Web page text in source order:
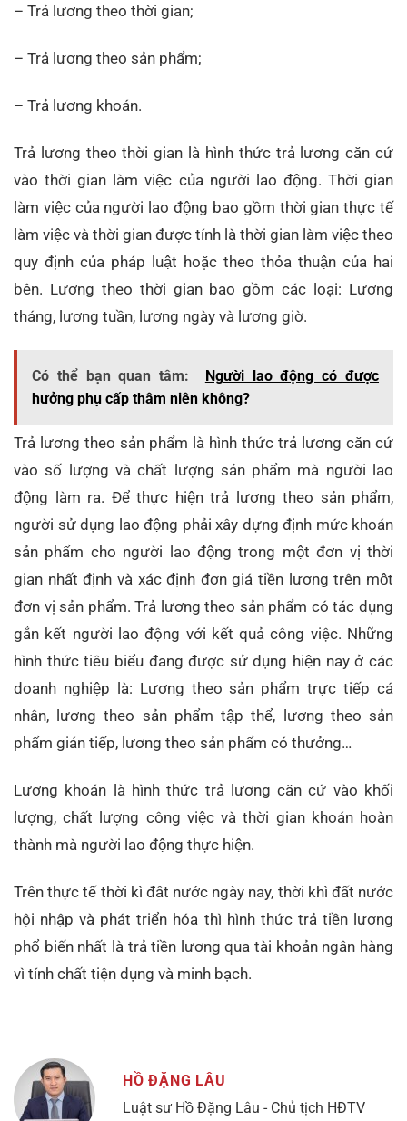
– Trả lương theo thời gian;
– Trả lương theo sản phẩm;
– Trả lương khoán.
Trả lương theo thời gian là hình thức trả lương căn cứ
vào thời gian làm việc của người lao động. Thời gian
làm việc của người lao động bao gồm thời gian thực tế
làm việc và thời gian được tính là thời gian làm việc theo
quy định của pháp luật hoặc theo thỏa thuận của hai
bên. Lương theo thời gian bao gồm các loại: Lương
tháng, lương tuần, lương ngày và lương giờ.
Có thể bạn quan tâm:
Người lao động có được
hưởng phụ cấp thâm niên không?
Trả lương theo sản phẩm là hình thức trả lương căn cứ
vào số lượng và chất lượng sản phẩm mà người lao
động làm ra. Để thực hiện trả lương theo sản phẩm,
người sử dụng lao động phải xây dựng định mức khoán
sản phẩm cho người lao động trong một đơn vị thời
gian nhất định và xác định đơn giá tiền lương trên một
đơn vị sản phẩm. Trả lương theo sản phẩm có tác dụng
gắn kết người lao động với kết quả công việc. Những
hình thức tiêu biểu đang được sử dụng hiện nay ở các
doanh nghiệp là: Lương theo sản phẩm trực tiếp cá
nhân, lương theo sản phẩm tập thể, lương theo sản
phẩm gián tiếp, lương theo sản phẩm có thưởng…
Lương khoán là hình thức trả lương căn cứ vào khối
lượng, chất lượng công việc và thời gian khoán hoàn
thành mà người lao động thực hiện.
Trên thực tế thời kì đât nước ngày nay, thời khì đất nước
hội nhập và phát triển hóa thì hình thức trả tiền lương
phổ biến nhất là trả tiền lương qua tài khoản ngân hàng
vì tính chất tiện dụng và minh bạch.
HỒ ĐẶNG LÂU
Luật sư Hồ Đặng Lâu - Chủ tịch HĐTV